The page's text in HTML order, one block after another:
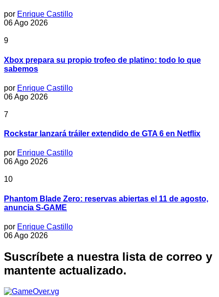
por Enrique Castillo
06 Ago 2026
9
Xbox prepara su propio trofeo de platino: todo lo que
sabemos
por Enrique Castillo
06 Ago 2026
7
Rockstar lanzará tráiler extendido de GTA 6 en Netflix
por Enrique Castillo
06 Ago 2026
10
Phantom Blade Zero: reservas abiertas el 11 de agosto,
anuncia S-GAME
por Enrique Castillo
06 Ago 2026
Suscríbete a nuestra lista de correo y
mantente actualizado.